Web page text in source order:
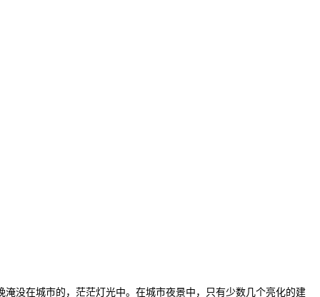
没在城市的，茫茫灯光中。在城市夜景中，只有少数几个亮化的建